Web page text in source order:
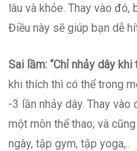
lâu và khỏe. Thay vào đó,
Điều này sẽ giúp bạn dễ
Sai lầm: “Chỉ nhảy dây khi
khi thích thì có thể trong
-3 lần nhảy dây. Thay
một môn thể thao; và
ngày, tập gym, tập yoga,..